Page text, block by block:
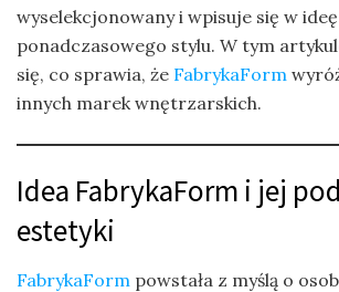
wyselekcjonowany i wpisuje się w ideę
ponadczasowego stylu. W tym
się, co sprawia, że FabrykaForm
innych marek wnętrzarskich.
Idea FabrykaForm i jej
estetyki
FabrykaForm powstała z myślą o